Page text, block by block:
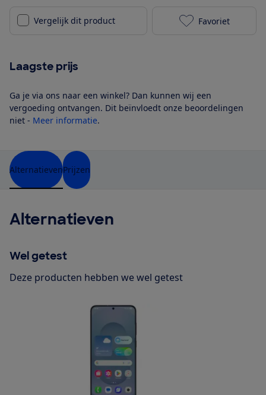
Vergelijk dit product Samsung
Favoriet
Laagste prijs
Ga je via ons naar een winkel? Dan kunnen wij een
vergoeding ontvangen. Dit beïnvloedt onze beoordelingen
niet - Meer informatie.
AlternatievenPrijzen
Alternatieven
Wel getest
Deze producten hebben we wel getest